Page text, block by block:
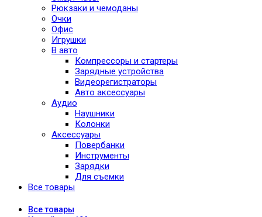
Рюкзаки и чемоданы
Очки
Офис
Игрушки
В авто
Компрессоры и стартеры
Зарядные устройства
Видеорегистраторы
Авто аксессуары
Аудио
Наушники
Колонки
Аксессуары
Повербанки
Инструменты
Зарядки
Для съемки
Все товары
Всетовары